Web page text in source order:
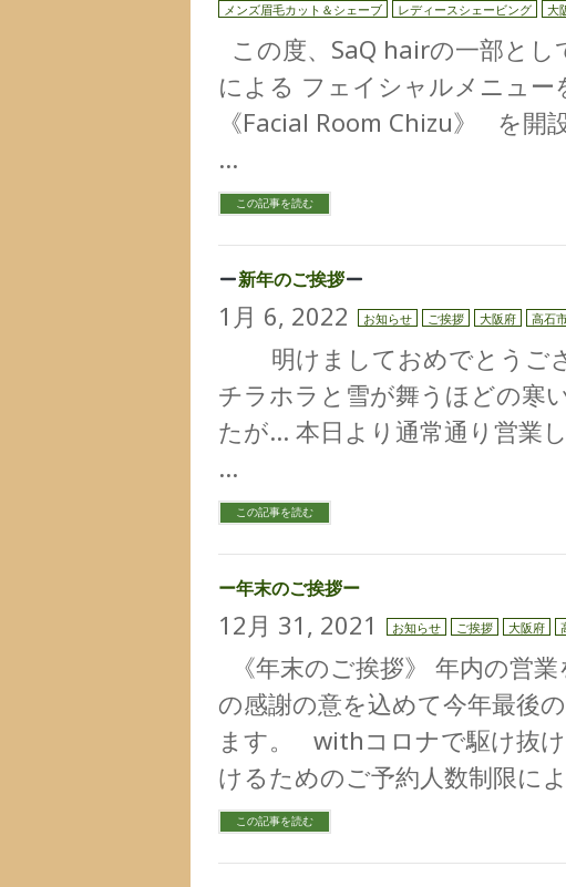
メンズ眉毛カット＆シェーブ レディースシェービング 大
この度、SaQ hairの一部と
による フェイシャルメニュー
《Facial Room Chizu》 を
…
この記事を読む
新年のご挨拶
1月 6, 2022 お知らせ ご挨拶 大阪府 高石
明けましておめでとうご
チラホラと雪が舞うほどの寒
たが… 本日より通常通り営業
…
この記事を読む
ー年末のご挨拶ー
12月 31, 2021 お知らせ ご挨拶 大阪府
《年末のご挨拶》 年内の営
の感謝の意を込めて今年最後
ます。 withコロナで駆け抜
けるためのご予約人数制限に
この記事を読む